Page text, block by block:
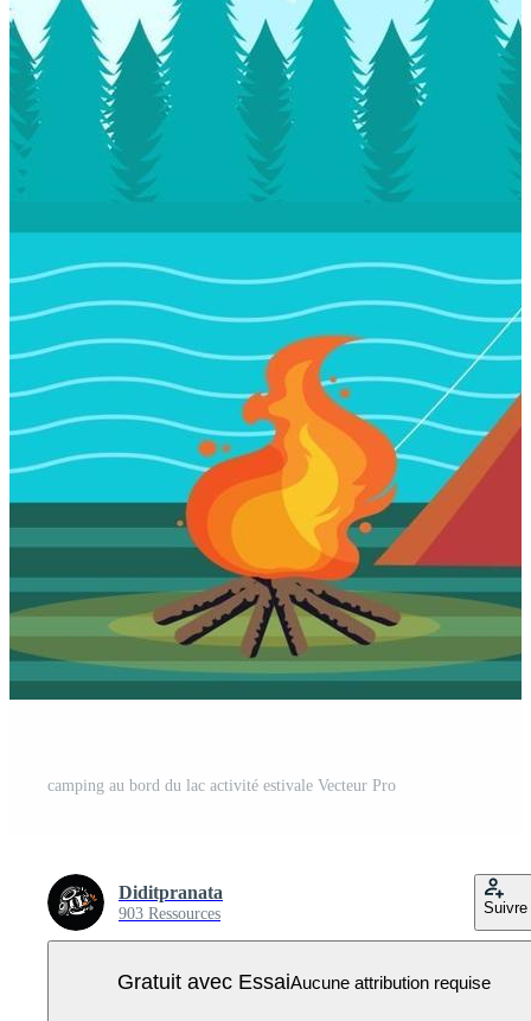
camping au bord du lac activité estivale Vecteur Pro
Diditpranata
903 Ressources Suivre
Gratuit avec EssaiAucune attribution requise